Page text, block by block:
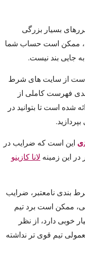
بسیار بزرگی
ممکن است حساب شما
جایی بند نیست.
است از سایت های شرط
فهرست کاملی از
است تا بتوانید در
این است که ضرایب در
این زمینه لانا کازینو
بندی نامعتبر، ضرایب
ممکن است برد تیم
دارد، از نظر
تیم قوی تر نداشته